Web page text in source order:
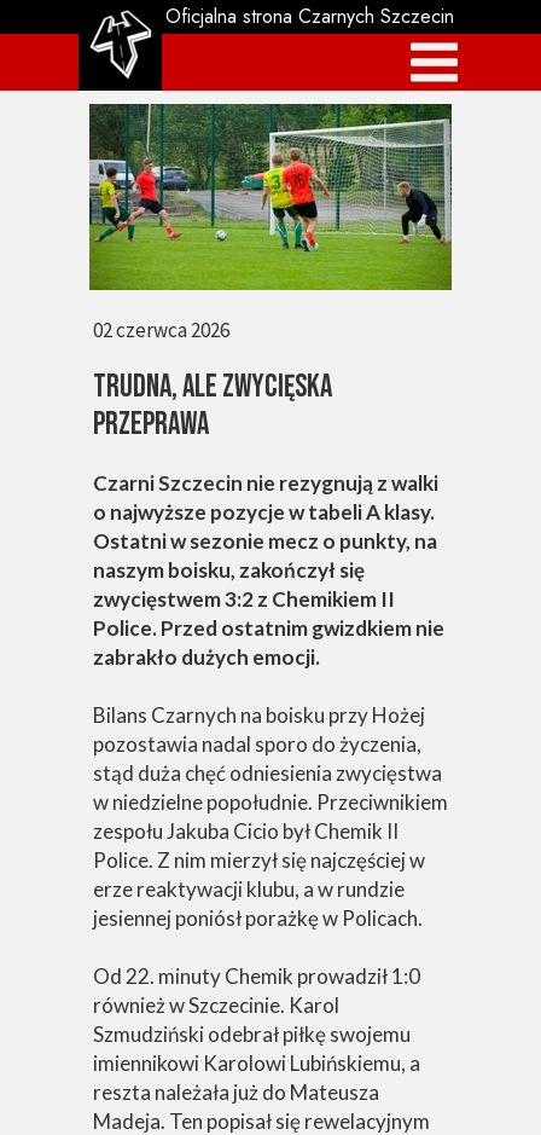
Czarni Szczecin nie rezygnują z walki
o najwyższe pozycje w tabeli A klasy.
Ostatni w sezonie mecz o punkty, na
naszym boisku, zakończył się
zwycięstwem 3:2 z Chemikiem II
Police. Przed ostatnim gwizdkiem nie
zabrakło dużych emocji.
Bilans Czarnych na boisku przy Hożej
pozostawia nadal sporo do życzenia,
stąd duża chęć odniesienia zwycięstwa
w niedzielne popołudnie. Przeciwnikiem
zespołu Jakuba Cicio był Chemik II
Police. Z nim mierzył się najczęściej w
erze reaktywacji klubu, a w rundzie
jesiennej poniósł porażkę w Policach.
Od 22. minuty Chemik prowadził 1:0
również w Szczecinie. Karol
Szmudziński odebrał piłkę swojemu
imiennikowi Karolowi Lubińskiemu, a
reszta należała już do Mateusza
Madeja. Ten popisał się rewelacyjnym
TRUDNA, ALE ZWYCIĘSKA
PRZEPRAWA
02 czerwca 2026
Oficjalna strona Czarnych Szczecin